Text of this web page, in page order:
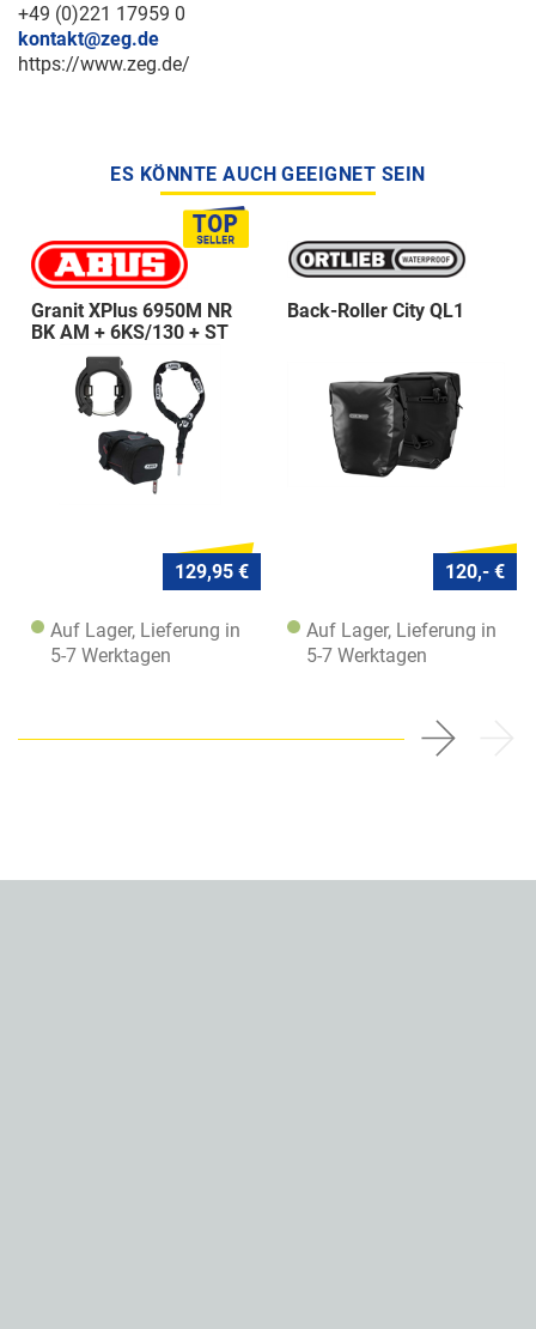
+49 (0)221 17959 0
kontakt@zeg.de
https://www.zeg.de/
ES KÖNNTE AUCH GEEIGNET SEIN
Granit XPlus 6950M NR
BK AM + 6KS/130 + ST
129,95 €
Auf Lager, Lieferung in
5-7 Werktagen
Back-Roller City QL1
120,- €
Auf Lager, Lieferung in
5-7 Werktagen